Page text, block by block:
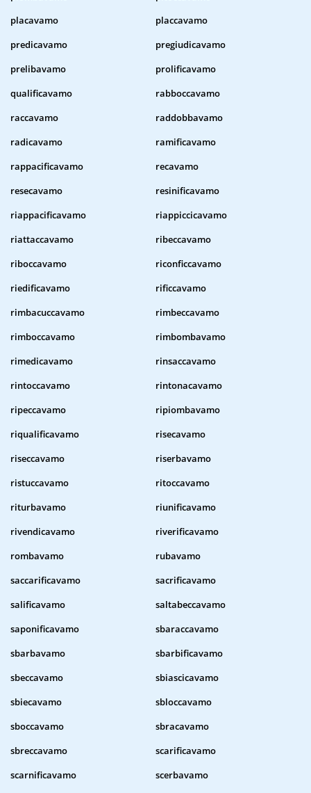
placavamo
placcavamo
predicavamo
pregiudicavamo
prelibavamo
prolificavamo
qualificavamo
rabboccavamo
raccavamo
raddobbavamo
radicavamo
ramificavamo
rappacificavamo
recavamo
resecavamo
resinificavamo
riappacificavamo
riappiccicavamo
riattaccavamo
ribeccavamo
riboccavamo
riconficcavamo
riedificavamo
rificcavamo
rimbacuccavamo
rimbeccavamo
rimboccavamo
rimbombavamo
rimedicavamo
rinsaccavamo
rintoccavamo
rintonacavamo
ripeccavamo
ripiombavamo
riqualificavamo
risecavamo
riseccavamo
riserbavamo
ristuccavamo
ritoccavamo
riturbavamo
riunificavamo
rivendicavamo
riverificavamo
rombavamo
rubavamo
saccarificavamo
sacrificavamo
salificavamo
saltabeccavamo
saponificavamo
sbaraccavamo
sbarbavamo
sbarbificavamo
sbeccavamo
sbiascicavamo
sbiecavamo
sbloccavamo
sboccavamo
sbracavamo
sbreccavamo
scarificavamo
scarnificavamo
scerbavamo